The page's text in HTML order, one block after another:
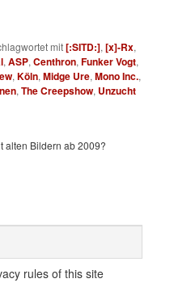
mit[:SITD:],[x]-Rx,
,ASP,Centhron,Funker Vogt,
,Köln,Midge Ure,Mono Inc.,
,The Creepshow, Unzucht
alten Bildern ab 2009?
rules of this site